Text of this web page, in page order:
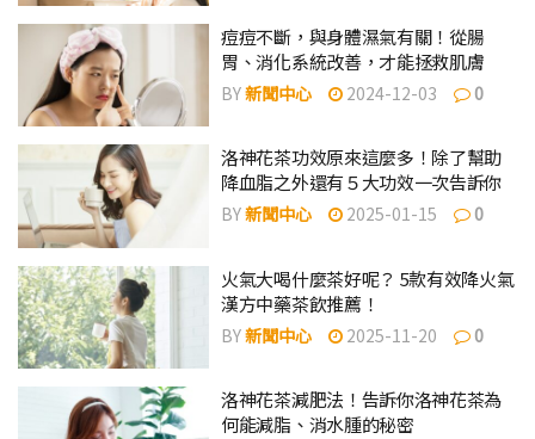
痘痘不斷，與身體濕氣有關！從腸
胃、消化系統改善，才能拯救肌膚
BY新聞中心 2024-12-03 0
洛神花茶功效原來這麼多！除了幫助
降血脂之外還有５大功效一次告訴你
BY新聞中心 2025-01-15 0
火氣大喝什麼茶好呢？ 5款有效降火氣
漢方中藥茶飲推薦！
BY新聞中心 2025-11-20 0
洛神花茶減肥法！告訴你洛神花茶為
何能減脂、消水腫的秘密